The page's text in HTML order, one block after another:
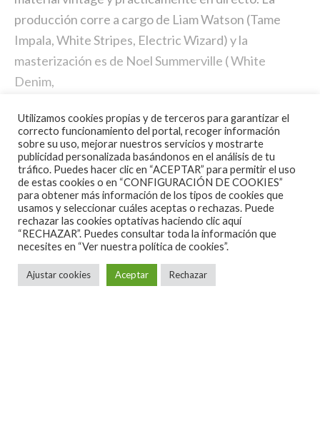
producción corre a cargo de Liam Watson (Tame
Impala, White Stripes, Electric Wizard) y la
masterización es de Noel Summerville ( White
Denim,
la banda, saldrá en formato CD, 2LP y Digital a través
de Alone Records el próximo 24 de Febrero de 2014.
Contenido perteneciente aThe Best Music.
Puedes seguirnos tambien enTwittery en
Facebook.
Utilizamos cookies propias y de terceros para garantizar el
correcto funcionamiento del portal, recoger información
sobre su uso, mejorar nuestros servicios y mostrarte
publicidad personalizada basándonos en el análisis de tu
tráfico. Puedes hacer clic en “ACEPTAR” para permitir el uso
de estas cookies o en “CONFIGURACIÓN DE COOKIES”
para obtener más información de los tipos de cookies que
usamos y seleccionar cuáles aceptas o rechazas. Puede
rechazar las cookies optativas haciendo clic aquí
“RECHAZAR”. Puedes consultar toda la información que
necesites en “Ver nuestra política de cookies”.
Ajustar cookies Aceptar Rechazar